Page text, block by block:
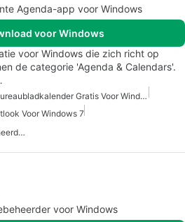
Agenda-app voor Windows
voor Windows
voor Windows die zich richt op
de categorie 'Agenda & Calendars'.
Bureaubladkalender Gratis Voor Windows
Voor Windows 7
Gratis Persoonlijke Informatiebeheerder Voor Windows
voor Windows